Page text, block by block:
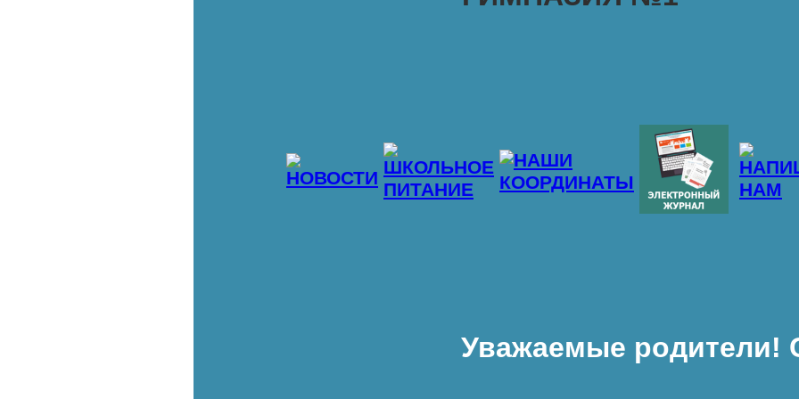
Уважаемые родители! С